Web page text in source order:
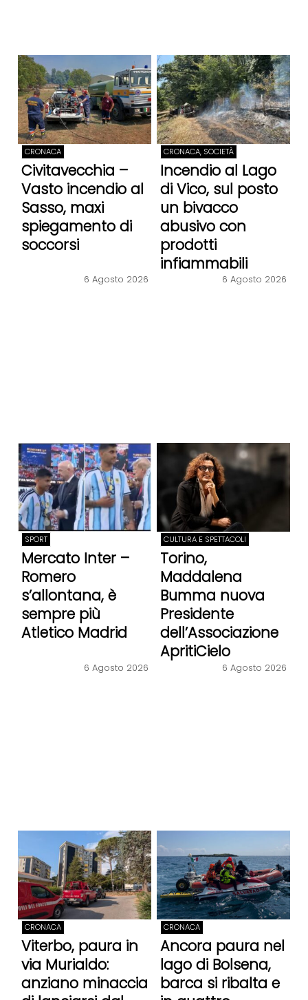
CRONACA
Civitavecchia –
Vasto incendio al
Sasso, maxi
spiegamento di
soccorsi
6 Agosto 2026
CRONACA, SOCIETÀ
Incendio al Lago
di Vico, sul posto
un bivacco
abusivo con
prodotti
infiammabili
6 Agosto 2026
SPORT
Mercato Inter –
Romero
s’allontana, è
sempre più
Atletico Madrid
6 Agosto 2026
CULTURA E SPETTACOLI
Torino,
Maddalena
Bumma nuova
Presidente
dell’Associazione
ApritiCielo
6 Agosto 2026
CRONACA
Viterbo, paura in
via Murialdo:
anziano minaccia
CRONACA
Ancora paura nel
lago di Bolsena,
barca si ribalta e